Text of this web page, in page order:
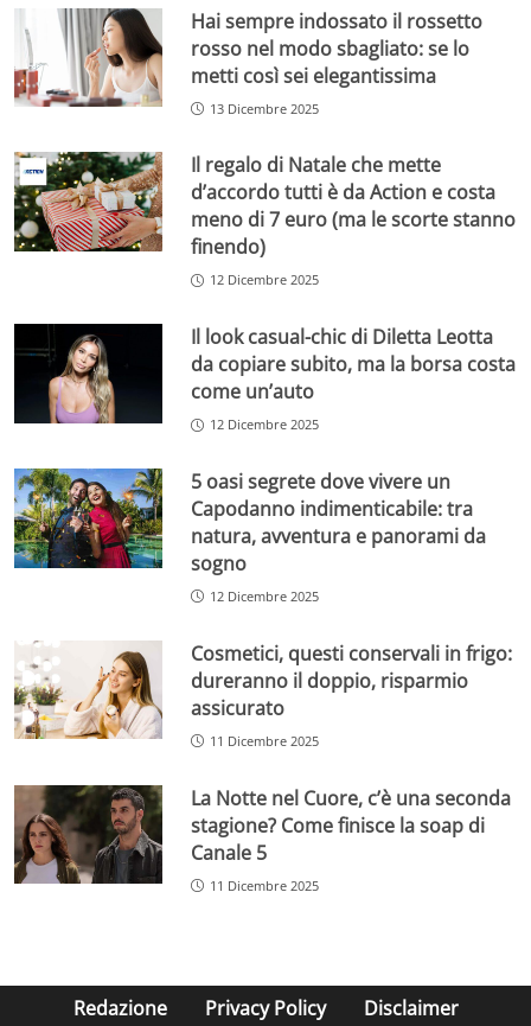
Hai sempre indossato il rossetto
rosso nel modo sbagliato: se lo
metti così sei elegantissima
13 Dicembre 2025
Il regalo di Natale che mette
d’accordo tutti è da Action e costa
meno di 7 euro (ma le scorte stanno
finendo)
12 Dicembre 2025
Il look casual-chic di Diletta Leotta
da copiare subito, ma la borsa costa
come un’auto
12 Dicembre 2025
5 oasi segrete dove vivere un
Capodanno indimenticabile: tra
natura, avventura e panorami da
sogno
12 Dicembre 2025
Cosmetici, questi conservali in frigo:
dureranno il doppio, risparmio
assicurato
11 Dicembre 2025
La Notte nel Cuore, c’è una seconda
stagione? Come finisce la soap di
Canale 5
11 Dicembre 2025
Redazione Privacy Policy Disclaimer